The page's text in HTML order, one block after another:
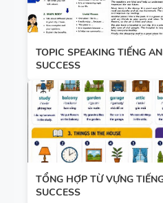
TOPIC SPEAKING TIẾNG
SUCCESS
TỔNG HỢP TỪ VỰNG
SUCCESS